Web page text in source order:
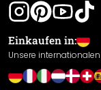
Cookie
Einkaufen in:
Unsere